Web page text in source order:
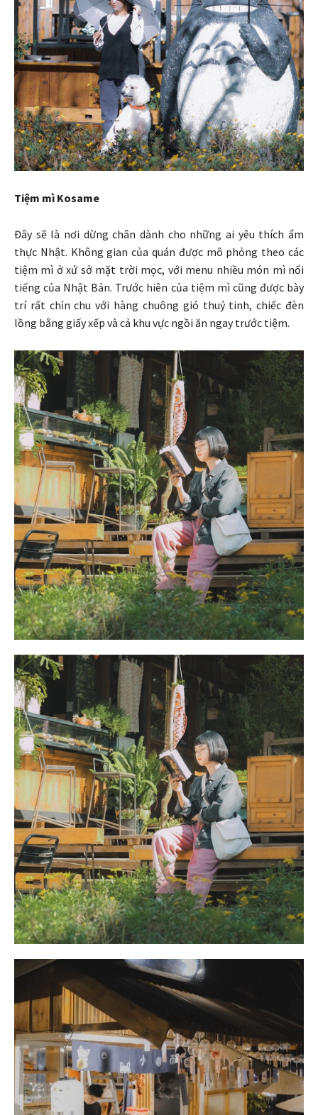
Tiệm mì Kosame
Đây sẽ là nơi dừng chân dành cho những ai yêu thích ẩm
thực Nhật. Không gian của quán được mô phỏng theo các
tiệm mì ở xứ sở mặt trời mọc, với menu nhiều món mì nổi
tiếng của Nhật Bản. Trước hiên của tiệm mì cũng được bày
trí rất chỉn chu với hàng chuông gió thuỷ tinh, chiếc đèn
lồng bằng giấy xếp và cả khu vực ngồi ăn ngay trước tiệm.